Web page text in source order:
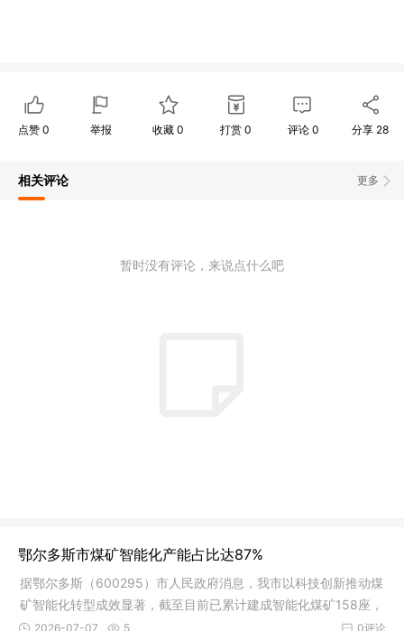
点赞 0 举报 收藏0 打赏 0 评论 0 分享 28
更多
相关评论
暂时没有评论，来说点什么吧
鄂尔多斯市煤矿智能化产能占比达87%
据鄂尔多斯（600295）市人民政府消息，我市以科技创新推动煤
矿智能化转型成效显著，截至目前已累计建成智能化煤矿158座，
智能化
0评论
2026-07-07 5